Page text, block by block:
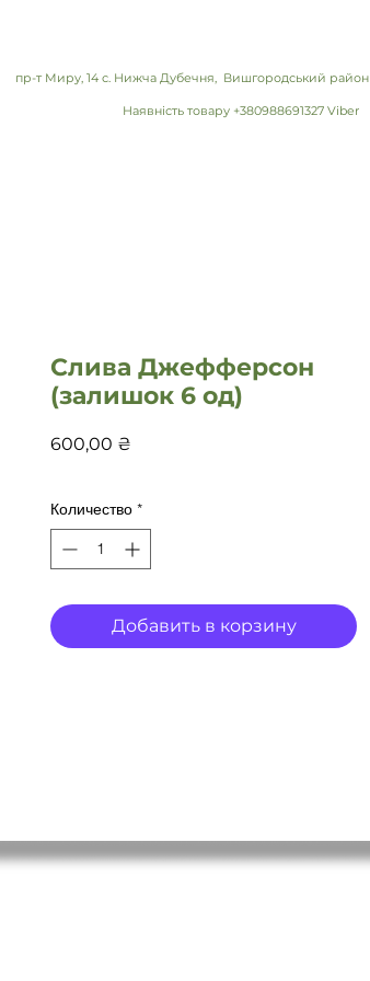
пр-т Миру, 14 с. Нижча Дубечня, Вишгородський район
Наявність товару +380988691327 Viber
Слива Джефферсон
(залишок 6 од)
600,00 ₴
Количество *
Добавить в корзину